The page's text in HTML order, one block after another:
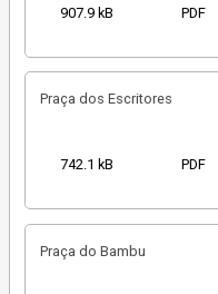
907.9 kB PDF
Praça dos Escritores
742.1 kB PDF
Praça do Bambu